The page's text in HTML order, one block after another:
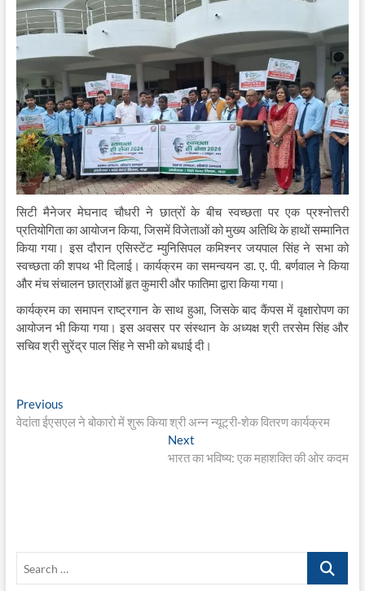
सिटी मैनेजर मेघनाद चौधरी ने छात्रों के बीच स्वच्छता पर एक प्रश्नोत्तरी
प्रतियोगिता का आयोजन किया, जिसमें विजेताओं को मुख्य अतिथि के हाथों सम्मानित
किया गया। इस दौरान एसिस्टेंट म्युनिसिपल कमिश्नर जयपाल सिंह ने सभा को
स्वच्छता की शपथ भी दिलाई। कार्यक्रम का समन्वयन डा. ए. पी. बर्णवाल ने किया
और मंच संचालन छात्राओं हृत कुमारी और फातिमा द्वारा किया गया।
कार्यक्रम का समापन राष्ट्रगान के साथ हुआ, जिसके बाद कैंपस में वृक्षारोपण का
आयोजन भी किया गया। इस अवसर पर संस्थान के अध्यक्ष श्री तरसेम सिंह और
सचिव श्री सुरेंद्र पाल सिंह ने सभी को बधाई दी।
Post
navigation
PreviousPrevious
post:
वेदांता ईएसएल ने बोकारो में शुरू किया श्री अन्न न्यूट्री-शेक वितरण कार्यक्रम
Next
post:
भारत का भविष्य: एक महाशक्ति की ओर कदम
Search